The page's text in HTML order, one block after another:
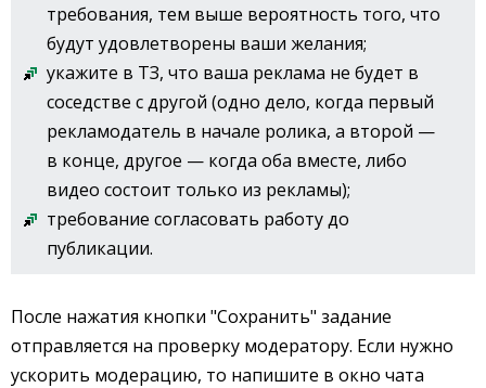
требования, тем выше вероятность того, что
будут удовлетворены ваши желания;
укажите в ТЗ, что ваша реклама не будет в
соседстве с другой (одно дело, когда первый
рекламодатель в начале ролика, а второй —
в конце, другое — когда оба вместе, либо
видео состоит только из рекламы);
требование согласовать работу до
публикации.
После нажатия кнопки "Сохранить" задание
отправляется на проверку модератору. Если нужно
ускорить модерацию, то напишите в окно чата